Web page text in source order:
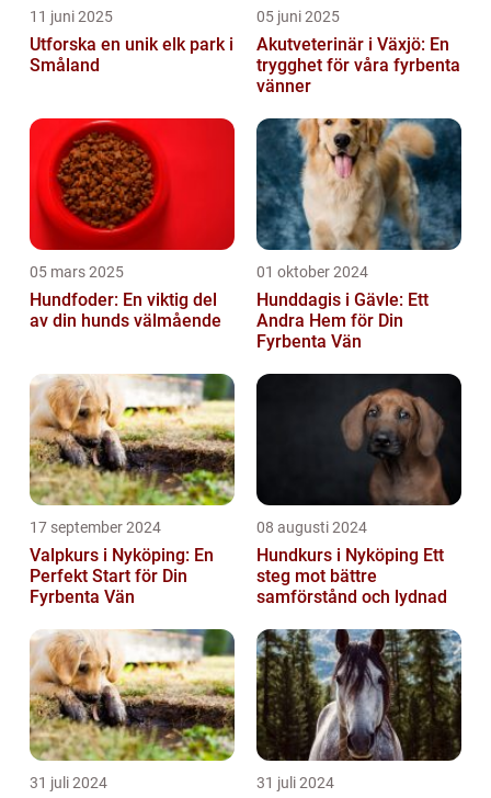
11 juni 2025
Utforska en unik elk park i
Småland
05 juni 2025
Akutveterinär i Växjö: En
trygghet för våra fyrbenta
vänner
05 mars 2025
Hundfoder: En viktig del
av din hunds välmående
01 oktober 2024
Hunddagis i Gävle: Ett
Andra Hem för Din
Fyrbenta Vän
17 september 2024
Valpkurs i Nyköping: En
Perfekt Start för Din
Fyrbenta Vän
08 augusti 2024
Hundkurs i Nyköping Ett
steg mot bättre
samförstånd och lydnad
31 juli 2024 31 juli 2024